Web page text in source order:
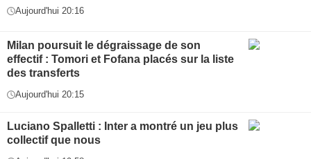
Aujourd'hui 20:16
Milan poursuit le dégraissage de son
effectif : Tomori et Fofana placés sur la liste
des transferts
Aujourd'hui 20:15
Luciano Spalletti : Inter a montré un jeu plus
collectif que nous